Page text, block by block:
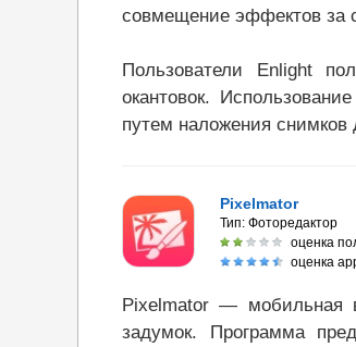
совмещение эффектов за
Пользователи Enlight
окантовок.
путем наложения снимков
Pixelmator
Тип: Фоторедактор
оценка
оценка
Pixelmator — мобильная
задумок. Программа